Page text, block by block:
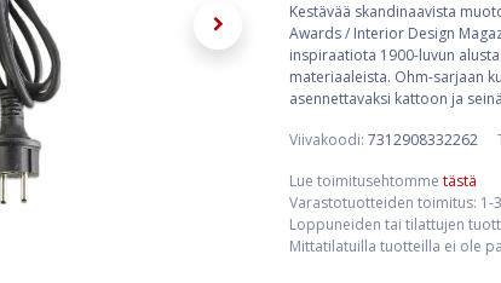
Kestävää skandinaavista
Awards / Interior Design
inspiraatiota 1900-luvun
materiaaleista. Ohm-sarjaan
asennettavaksi kattoon ja
Viivakoodi: 7312908332262
Lue toimitusehtomme tästä
Varastotuotteiden toimitus: 1-
Loppuneiden tai tilattujen
Mittatilatuilla tuotteilla ei ole